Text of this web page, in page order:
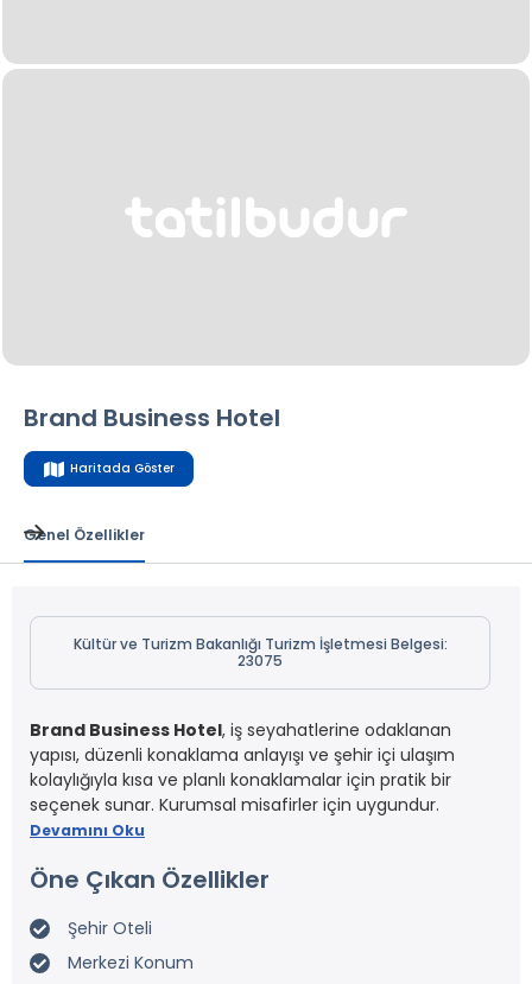
Brand Business Hotel
Haritada Göster
Genel Özellikler
Kültür ve Turizm Bakanlığı Turizm İşletmesi Belgesi:
23075
Brand Business Hotel, iş seyahatlerine odaklanan
yapısı, düzenli konaklama anlayışı ve şehir içi ulaşım
kolaylığıyla kısa ve planlı konaklamalar için pratik bir
seçenek sunar. Kurumsal misafirler için uygundur.
Devamını Oku
Öne Çıkan Özellikler
Şehir Oteli
Merkezi Konum